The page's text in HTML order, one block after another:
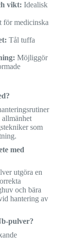
vikt: Idealisk
för medicinska
Tål tuffa
Möjliggör
som
med
utgöra en
och bära
hantering av
pulver?